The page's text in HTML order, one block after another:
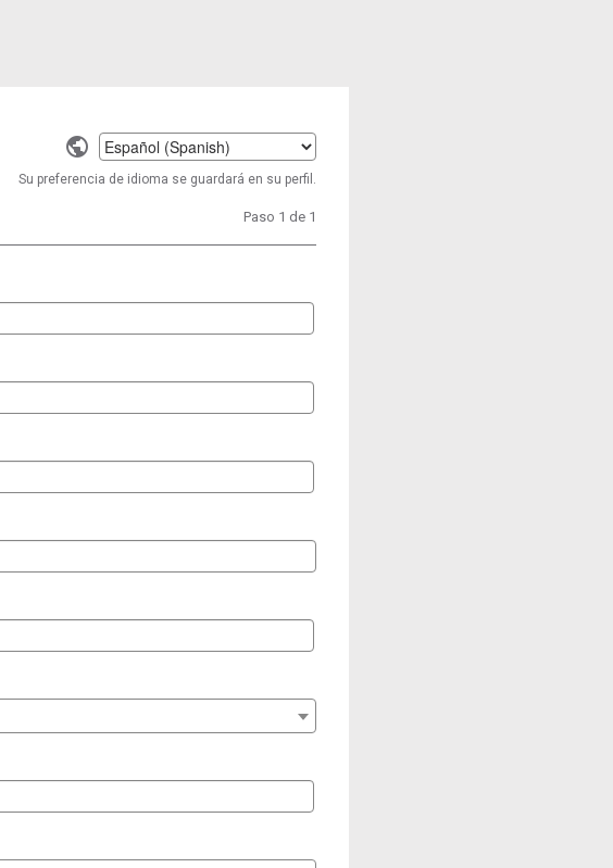
Select
a
Su preferencia de idioma se guardará en su perfil.
Paso 1 de 1